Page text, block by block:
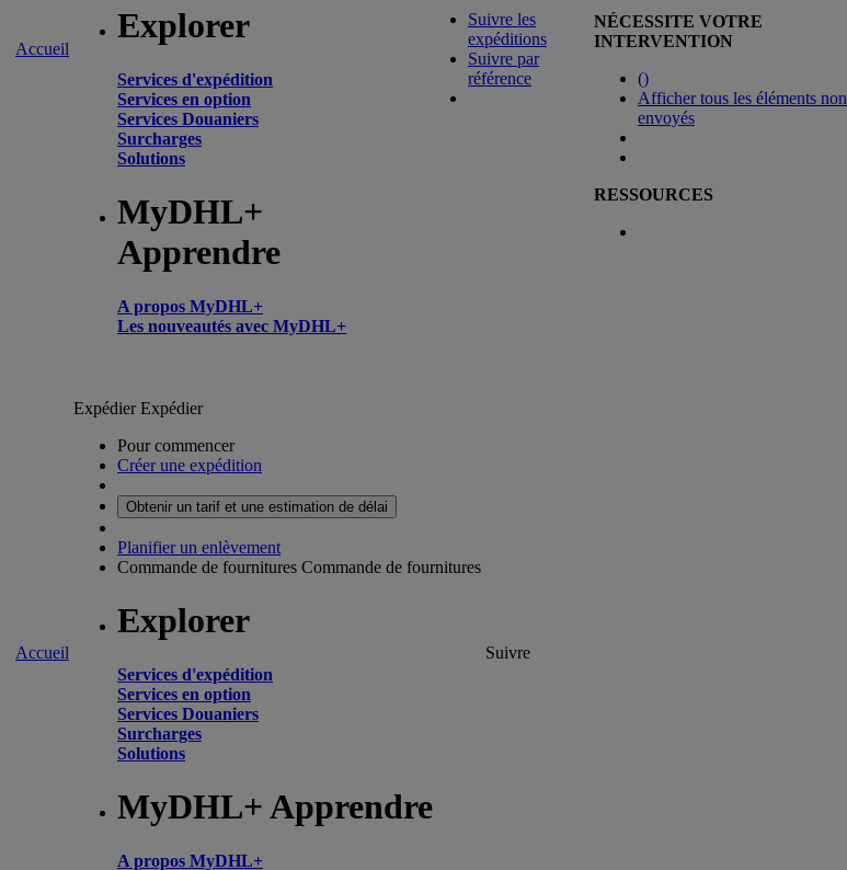
Accueil
Explorer
Services d'expédition
Services en option
Services Douaniers
Surcharges
Solutions
MyDHL+
Apprendre
A propos MyDHL+
Les nouveautés avec MyDHL+
Suivre les
expéditions
Suivre par
référence
NÉCESSITE VOTRE
INTERVENTION
()
Afficher tous les éléments non
envoyés
RESSOURCES
Accueil
ExpédierExpédier
Pour commencer
Créer une expédition
Obtenir un tarif et une estimation de délai
Planifier un enlèvement
Commande de fournitures Commande de fournitures
Explorer
Services d'expédition
Services en option
Services Douaniers
Surcharges
Solutions
MyDHL+ Apprendre
A propos MyDHL+
Suivre